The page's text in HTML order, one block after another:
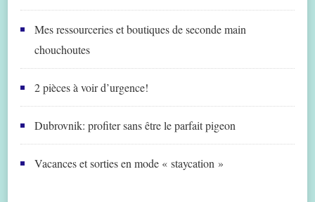
Mes ressourceries et boutiques de seconde main
chouchoutes
2 pièces à voir d’urgence!
Dubrovnik: profiter sans être le parfait pigeon
Vacances et sorties en mode « staycation »